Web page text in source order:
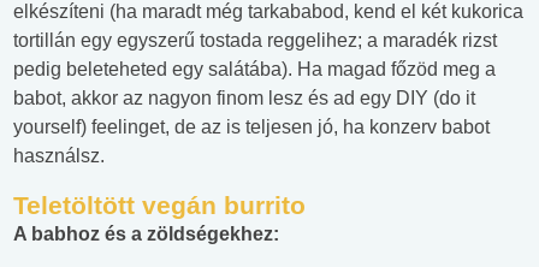
elkészíteni (ha maradt még tarkababod, kend el két kukorica
tortillán egy egyszerű tostada reggelihez; a maradék rizst
pedig beleteheted egy salátába). Ha magad főzöd meg a
babot, akkor az nagyon finom lesz és ad egy DIY (do it
yourself) feelinget, de az is teljesen jó, ha konzerv babot
használsz.
Teletöltött vegán burrito
A babhoz és a zöldségekhez: